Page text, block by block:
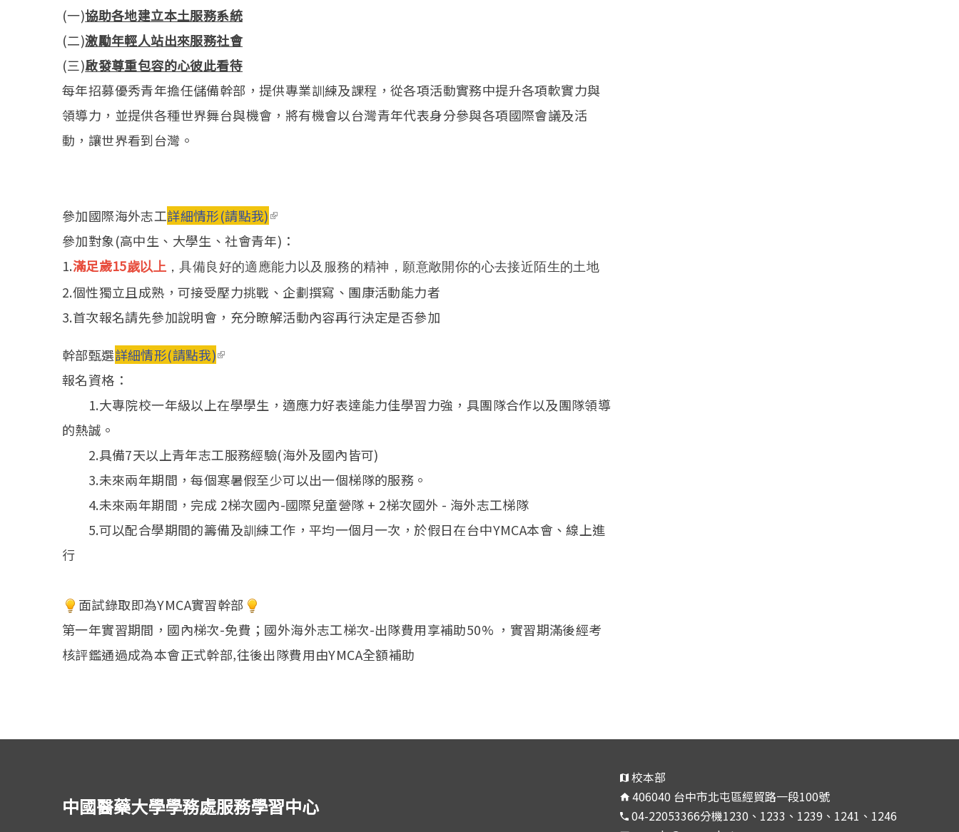
(一)協助各地建立本土服務系統
(二)激勵年輕人站出來服務社會
(三)啟發尊重包容的心彼此看待
每年招募優秀青年擔任儲備幹部，提供專業訓練及課程，從各項活動實務中提升各項軟實力與
領導力，並提供各種世界舞台與機會，將有機會以台灣青年代表身分參與各項國際會議及活
動，讓世界看到台灣。
參加國際海外志工詳細情形(請點我)(link is external)
參加對象(高中生、大學生、社會青年)：
1.滿足歲15歲以上 ，具備良好的適應能力以及服務的精神，願意敞開你的心去接近陌生的土地
2.個性獨立且成熟，可接受壓力挑戰、企劃撰寫、團康活動能力者
3.首次報名請先參加說明會，充分瞭解活動內容再行決定是否參加
幹部甄選詳細情形(請點我)(link is external)
報名資格：
1.大專院校一年級以上在學學生，適應力好表達能力佳學習力強，具團隊合作以及團隊領導
的熱誠。
2.具備7天以上青年志工服務經驗(海外及國內皆可)
3.未來兩年期間，每個寒暑假至少可以出一個梯隊的服務。
4.未來兩年期間，完成 2梯次國內-國際兒童營隊 + 2梯次國外 - 海外志工梯隊
5.可以配合學期間的籌備及訓練工作，平均一個月一次，於假日在台中YMCA本會、線上進
行
面試錄取即為YMCA實習幹部
第一年實習期間，國內梯次-免費；國外海外志工梯次-出隊費用享補助50% ，實習期滿後經考
核評鑑通過成為本會正式幹部‚往後出隊費用由YMCA全額補助
中國醫藥大學學務處服務學習中心
校本部
406040 台中市北屯區經貿路一段100號
04-22053366分機1230、1233、1239、1241、1246